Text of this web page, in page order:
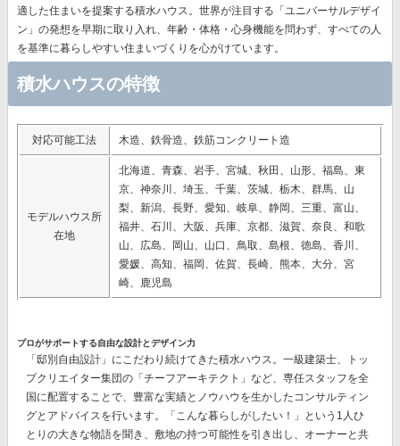
適した住まいを提案する積水ハウス。世界が注目する 「ユニバーサルデザイ
ン」の発想を早期に取り入れ、年齢・体格・心身機能を問わず、すべての人
を基準に暮らしやすい住まいづくりを心がけています。
積水ハウスの特徴
対応可能工法 木造、鉄骨造、鉄筋コンクリート造
モデルハウス所
在地
北海道、青森、岩手、宮城、秋田、山形、福島、東
京、神奈川、埼玉、千葉、茨城、栃木、群馬、山
梨、新潟、長野、愛知、岐阜、静岡、三重、富山、
福井、石川、大阪、兵庫、京都、滋賀、奈良、和歌
山、広島、岡山、山口、鳥取、島根、徳島、香川、
愛媛、高知、福岡、佐賀、長崎、熊本、大分、宮
崎、鹿児島
プロがサポートする自由な設計とデザイン力
「邸別自由設計」 にこだわり続けてきた積水ハウス。一級建築士、トッ
プクリエイター集団の 「チーフアーキテクト」 など、専任スタッフを全
国に配置することで、豊富な実績とノウハウを生かしたコンサルティン
グとアドバイスを行います。「こんな暮らしがしたい！」という1人ひ
とりの大きな物語を聞き、敷地の持つ可能性を引き出し、オーナーと共